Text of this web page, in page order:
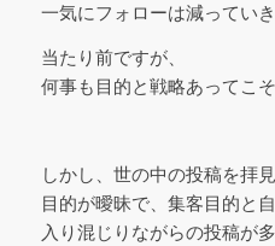
一気にフォローは減っていき
当たり前ですが、
何事も目的と戦略あってこそ
しかし、世の中の投稿を拝
目的が曖昧で、集客目的と
入り混じりながらの投稿が多